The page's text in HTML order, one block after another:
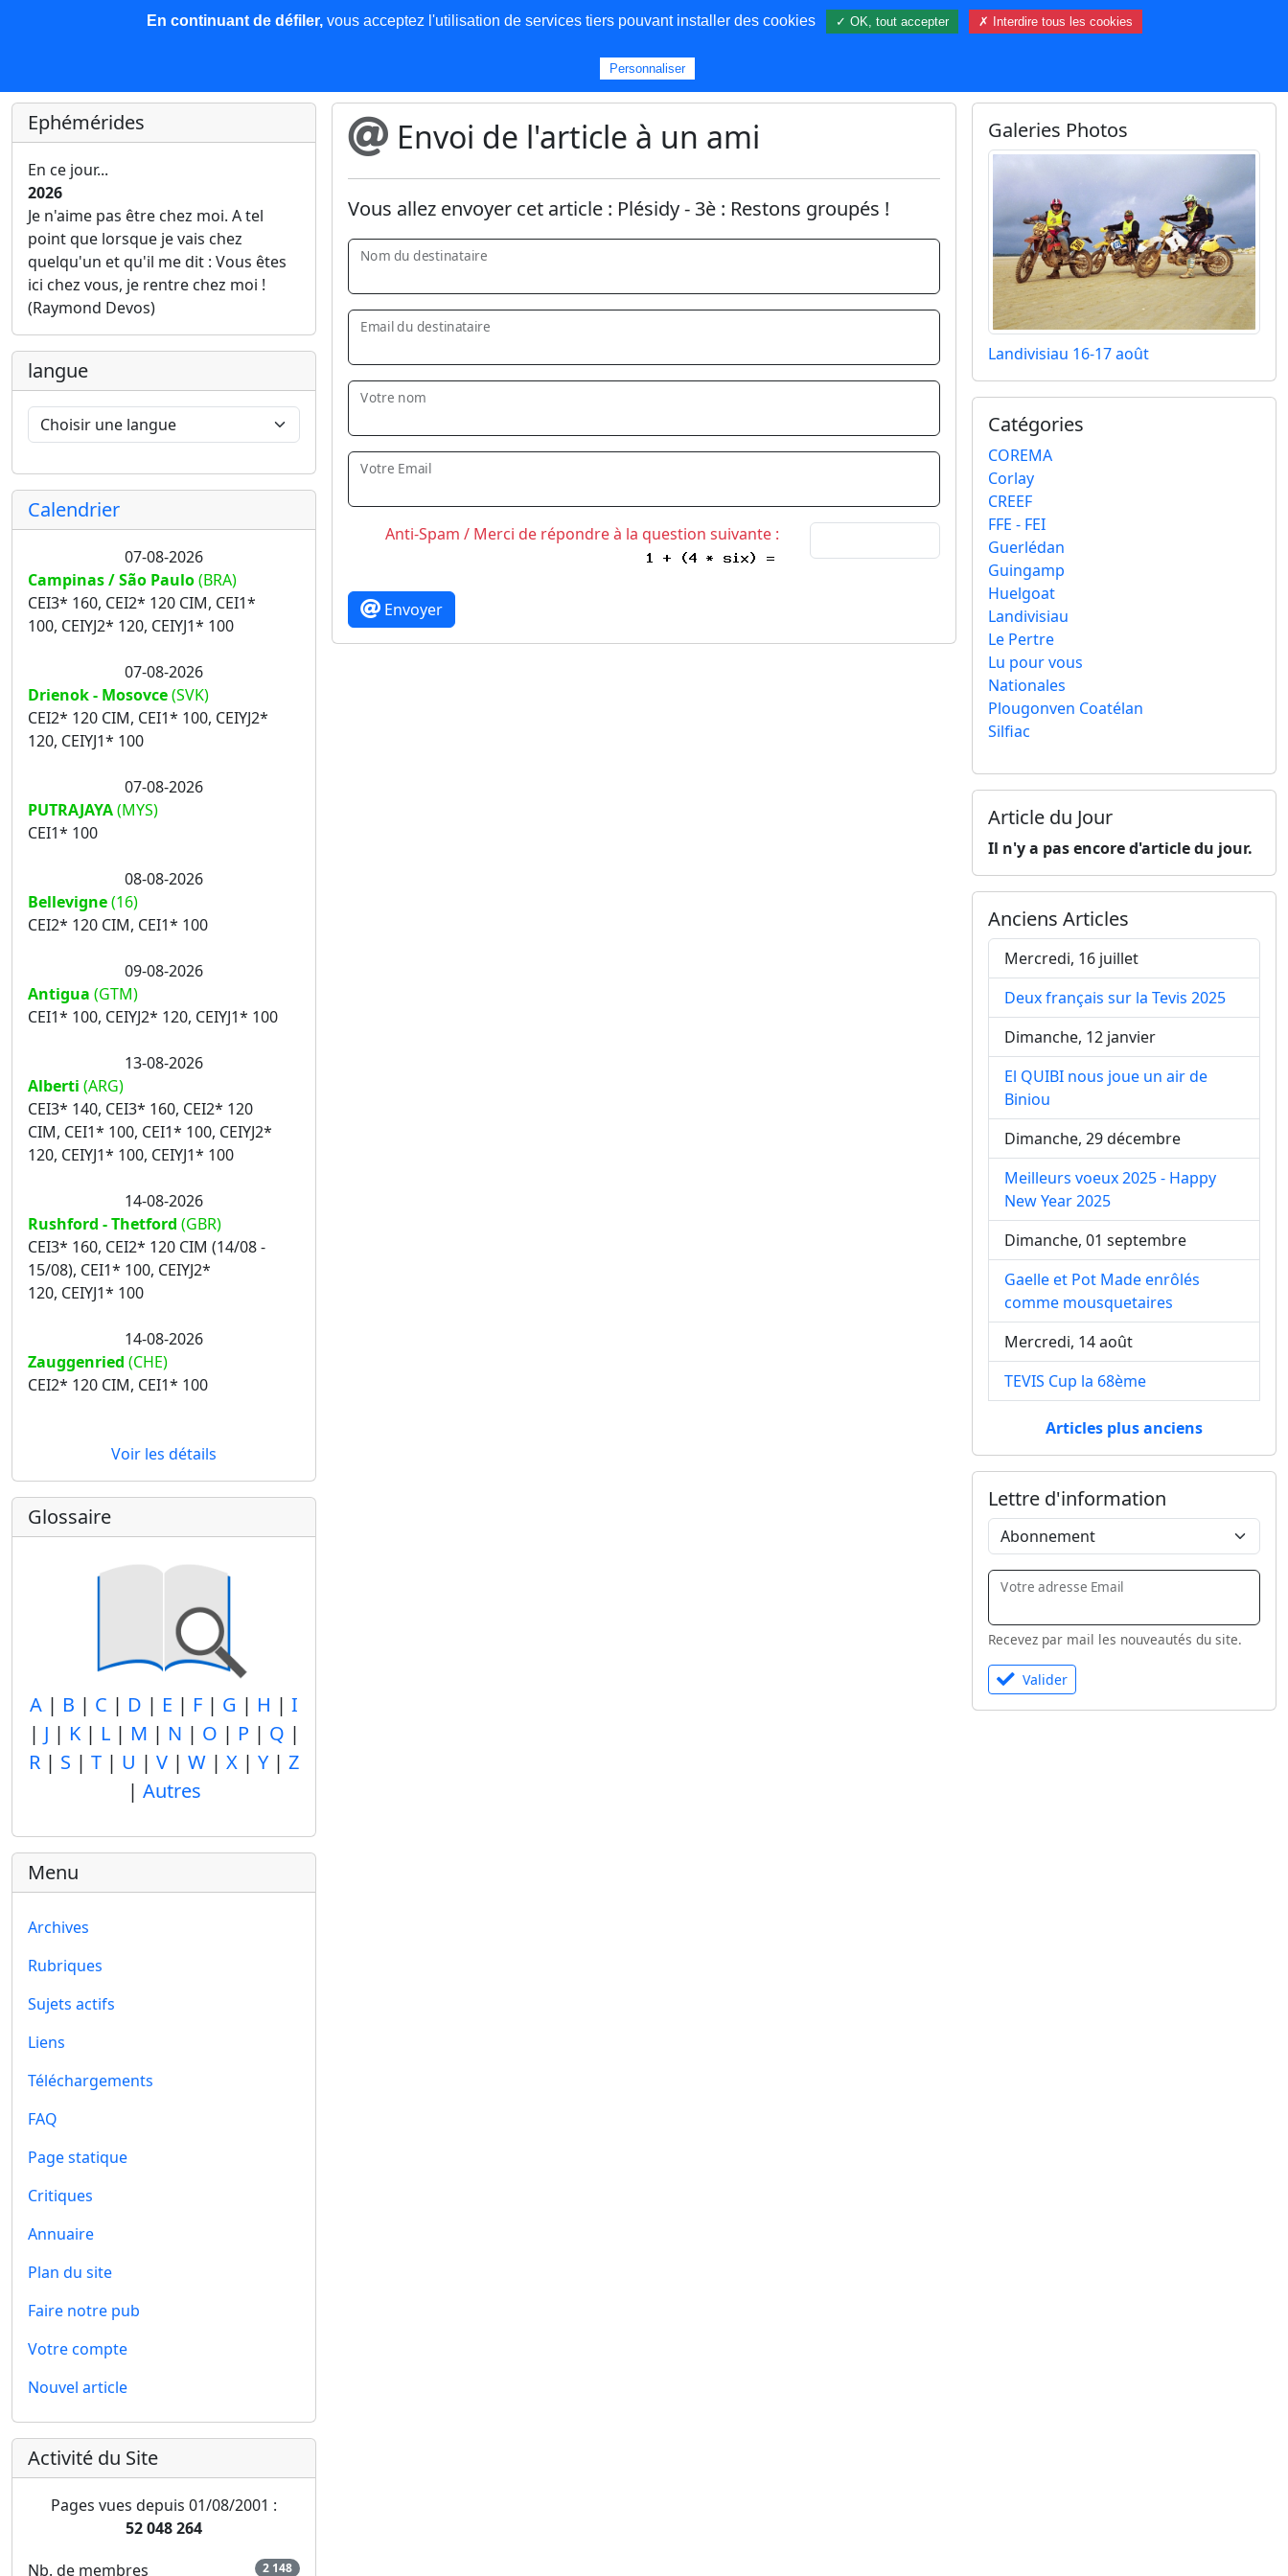
Les nouvelles Base de données Plus
Ephémérides
En ce jour...
2026
Je n'aime pas être chez moi. A tel
point que lorsque je vais chez
quelqu'un et qu'il me dit : Vous êtes
ici chez vous, je rentre chez moi !
(Raymond Devos)
langue
Calendrier
07-08-2026
Campinas / São Paulo(BRA)
CEI3* 160, CEI2* 120 CIM, CEI1*
100, CEIYJ2* 120, CEIYJ1* 100
07-08-2026
Drienok - Mosovce(SVK)
CEI2* 120 CIM, CEI1* 100, CEIYJ2*
120, CEIYJ1* 100
07-08-2026
PUTRAJAYA(MYS)
CEI1* 100
08-08-2026
Bellevigne(16)
CEI2* 120 CIM, CEI1* 100
09-08-2026
Antigua (GTM)
CEI1* 100, CEIYJ2* 120, CEIYJ1* 100
13-08-2026
Alberti (ARG)
CEI3* 140, CEI3* 160, CEI2* 120
CIM, CEI1* 100, CEI1* 100, CEIYJ2*
120, CEIYJ1* 100, CEIYJ1* 100
14-08-2026
Rushford - Thetford (GBR)
CEI3* 160, CEI2* 120 CIM (14/08 -
15/08), CEI1* 100, CEIYJ2*
120, CEIYJ1* 100
14-08-2026
Zauggenried (CHE)
CEI2* 120 CIM, CEI1* 100
Voir les détails
Glossaire
A | B | C | D | E | F | G | H | I
| J | K| L| M | N | O | P | Q |
R | S | T | U | V | W | X | Y | Z
| Autres
Menu
Archives
Rubriques
Sujets actifs
Liens
Téléchargements
FAQ
Page statique
Critiques
Annuaire
Plan du site
Faire notre pub
Votre compte
Nouvel article
Activité du Site
Pages vues depuis 01/08/2001 :
52 048 264
Nb. de membres
2 148
Envoi de l'article à un ami
Vous allez envoyer cet article : Plésidy - 3è : Restons groupés !
Nom du destinataire
Email du destinataire
Votre nom
Votre Email
Anti-Spam / Merci de répondre à la question suivante :
Envoyer
Galeries Photos
Landivisiau 16-17 août
Catégories
COREMA
Corlay
CREEF
FFE - FEI
Guerlédan
Guingamp
Huelgoat
Landivisiau
Le Pertre
Lu pour vous
Nationales
Plougonven Coatélan
Silfiac
Article du Jour
Il n'y a pas encore d'article du jour.
Anciens Articles
Mercredi, 16 juillet
Deux français sur la Tevis 2025
Dimanche, 12 janvier
El QUIBI nous joue un air de
Biniou
Dimanche, 29 décembre
Meilleurs voeux 2025 - Happy
New Year 2025
Dimanche, 01 septembre
Gaelle et Pot Made enrôlés
comme mousquetaires
Mercredi, 14 août
TEVIS Cup la 68ème
Articles plus anciens
Lettre d'information
Votre adresse Email
Recevez par mail les nouveautés du site.
Valider
En continuant de défiler,vous acceptez l'utilisation de services tiers pouvant installer des cookies ✓ OK, tout accepter ✗ Interdire tous les cookies
Personnaliser